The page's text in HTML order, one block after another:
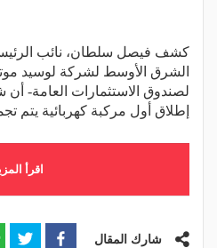
كشف فيصل سلطان، نائب الرئيس
الشرق الأوسط لشركة لوسيد
لصندوق الاستثمارات العامة-
إطلاق أول مركبة كهربائية يتم
اقرأ
شارك المقال